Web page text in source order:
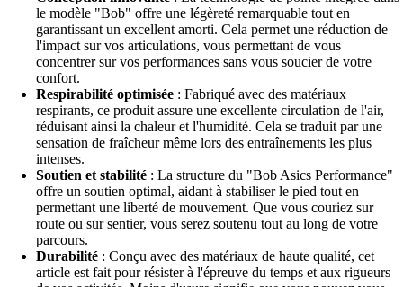
le modèle "Bob" offre une légèreté remarquable tout en
garantissant un excellent amorti. Cela permet une réduction de
l'impact sur vos articulations, vous permettant de vous
concentrer sur vos performances sans vous soucier de votre
confort.
Respirabilité optimisée : Fabriqué avec des matériaux
respirants, ce produit assure une excellente circulation de l'air,
réduisant ainsi la chaleur et l'humidité. Cela se traduit par une
sensation de fraîcheur même lors des entraînements les plus
intenses.
Soutien et stabilité : La structure du "Bob Asics Performance"
offre un soutien optimal, aidant à stabiliser le pied tout en
permettant une liberté de mouvement. Que vous couriez sur
route ou sur sentier, vous serez soutenu tout au long de votre
parcours.
Durabilité : Conçu avec des matériaux de haute qualité, cet
article est fait pour résister à l'épreuve du temps et aux rigueurs